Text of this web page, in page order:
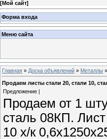
[Мой сайт]
Форма входа
Меню сайта
Главная » Доска объявлений » Металлы »
Продаем листы стали 20, стали 10,
Предложение |
Продаем от 1
сталь 08КП.
10 х/к